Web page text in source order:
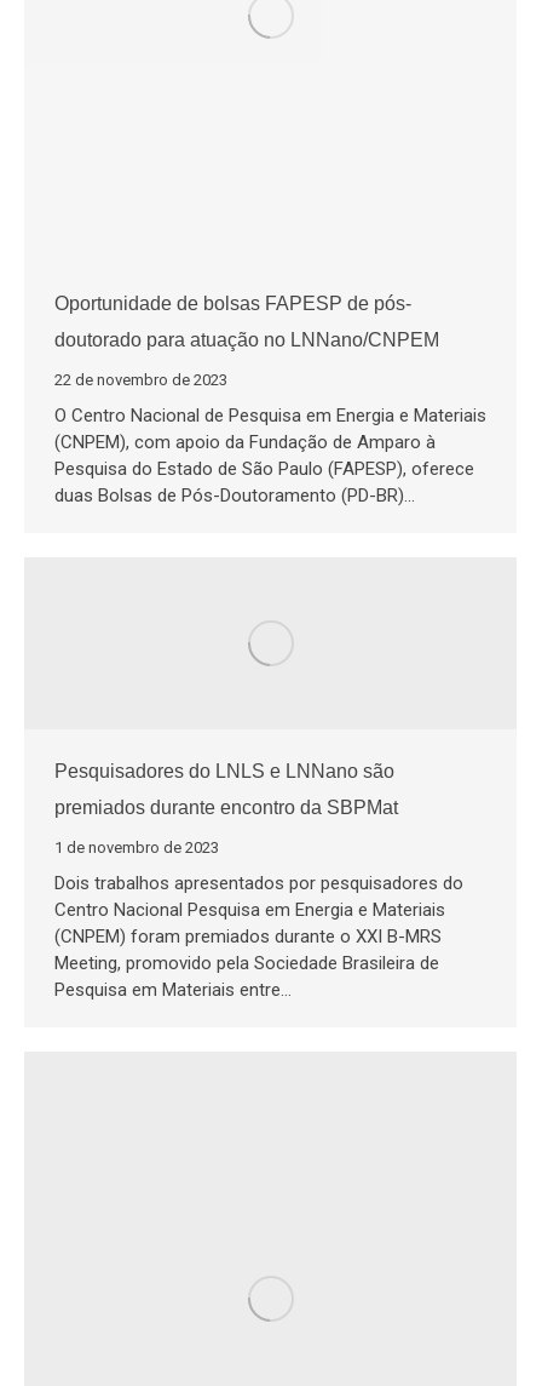
Oportunidade de bolsas FAPESP de pós-
doutorado para atuação no LNNano/CNPEM
22 de novembro de 2023
O Centro Nacional de Pesquisa em Energia e Materiais
(CNPEM), com apoio da Fundação de Amparo à
Pesquisa do Estado de São Paulo (FAPESP), oferece
duas Bolsas de Pós-Doutoramento (PD-BR)…
Pesquisadores do LNLS e LNNano são
premiados durante encontro da SBPMat
1 de novembro de 2023
Dois trabalhos apresentados por pesquisadores do
Centro Nacional Pesquisa em Energia e Materiais
(CNPEM) foram premiados durante o XXI B-MRS
Meeting, promovido pela Sociedade Brasileira de
Pesquisa em Materiais entre…